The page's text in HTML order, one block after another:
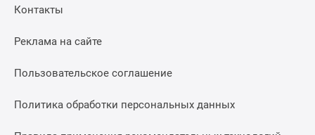
Контакты
Реклама на сайте
Пользовательское соглашение
Политика обработки персональных данных